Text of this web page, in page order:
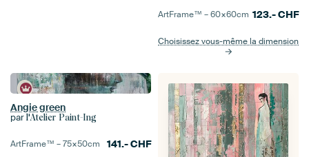
ArtFrame™ –60×60cm 123.-CHF
Choisissez vous-même la dimension
Angie green
par l'Atelier Paint-Ing
ArtFrame™ –75×50cm 141.-CHF